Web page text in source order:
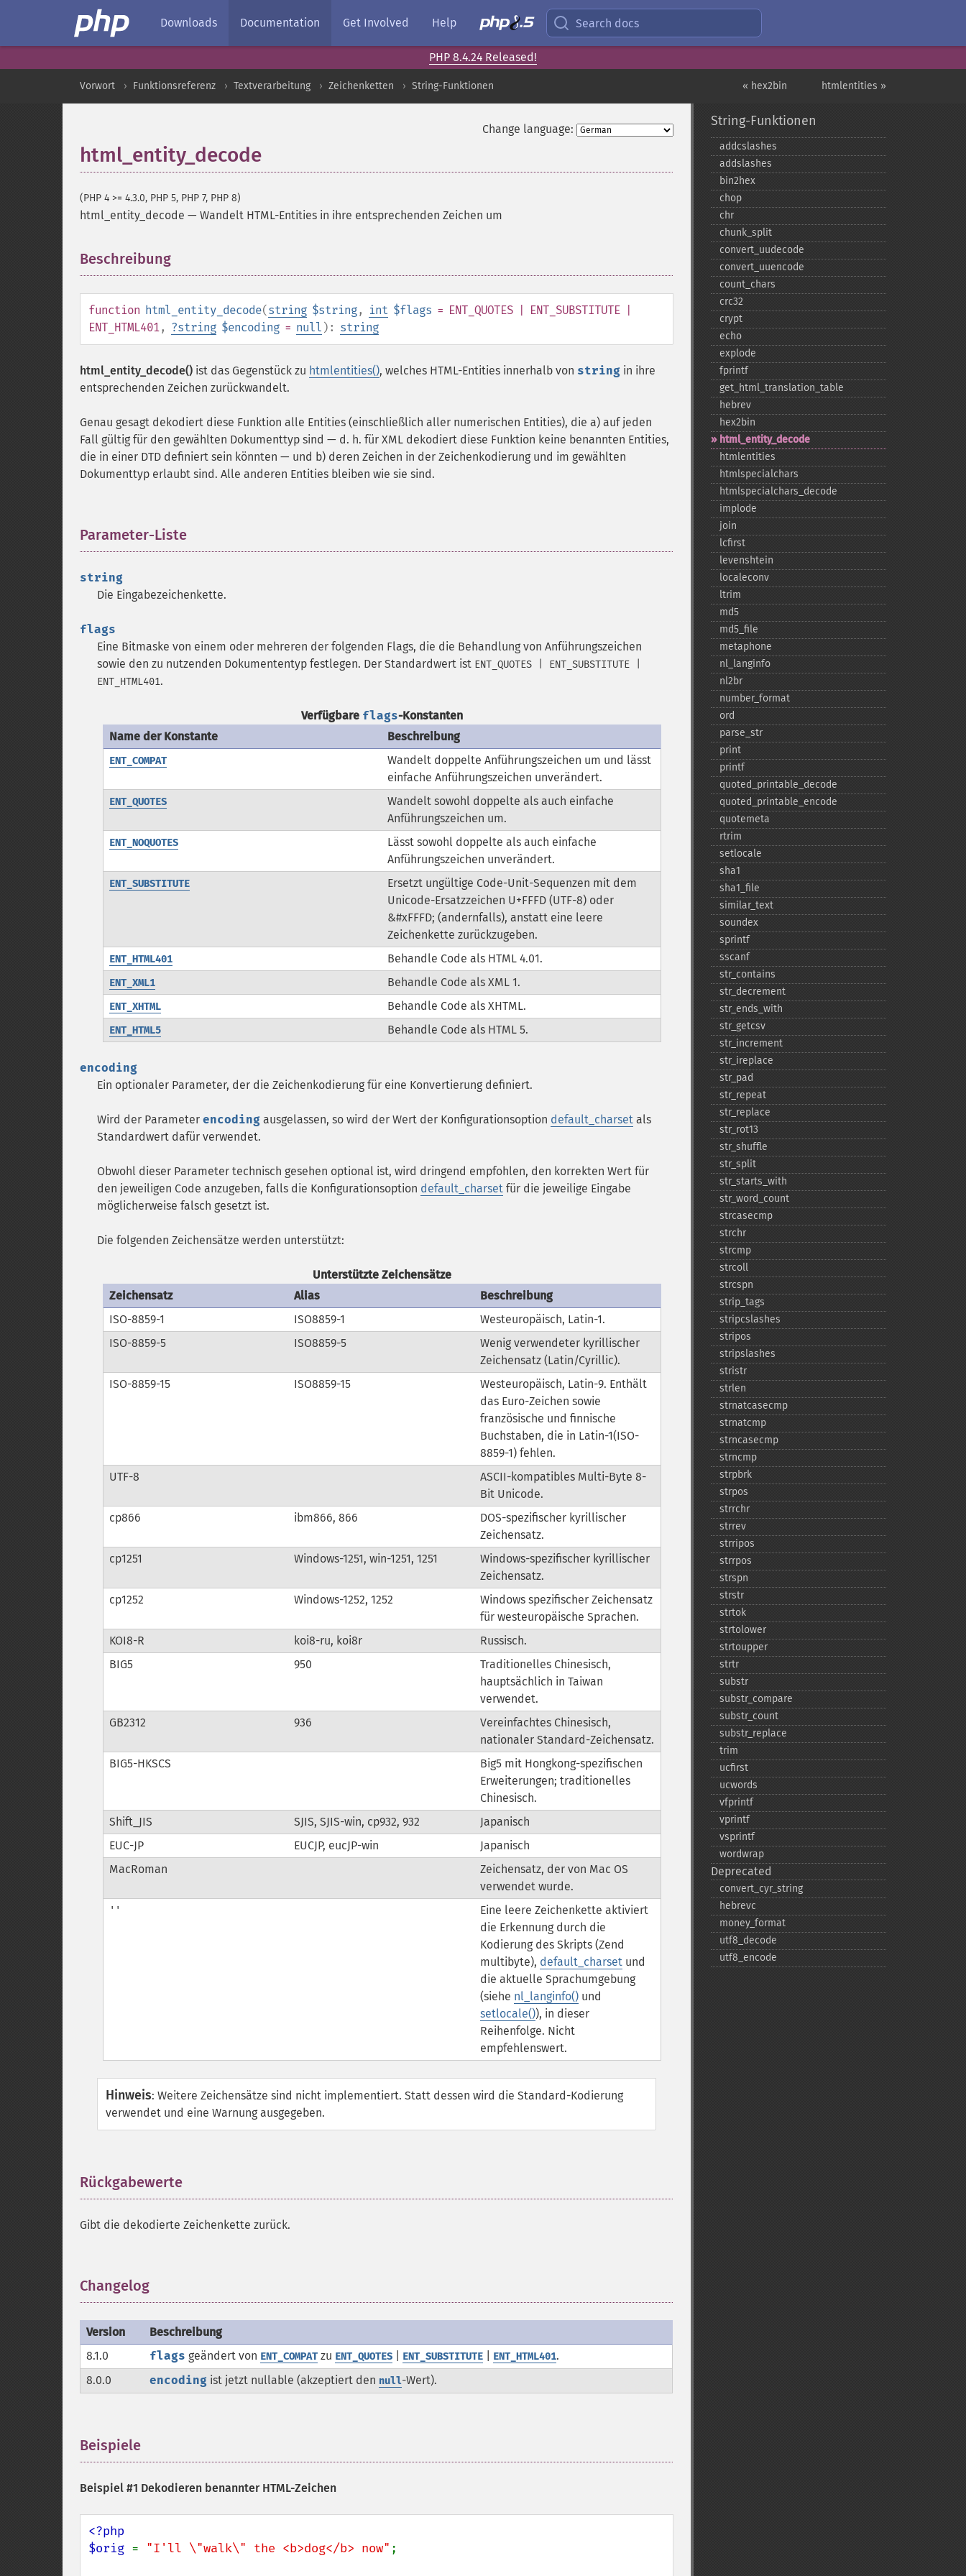
Downloads Documentation Get Involved Help Search docs
PHP 8.4.24 Released!
htmlentities »
« hex2bin
Vorwort Funktionsreferenz Textverarbeitung Zeichenketten String-Funktionen
Change language:
html_entity_decode
(PHP 4 >= 4.3.0, PHP 5, PHP 7, PHP 8)
html_entity_decode — Wandelt HTML-Entities in ihre entsprechenden Zeichen um
Beschreibung
function html_entity_decode(string $string, int $flags = ENT_QUOTES | ENT_SUBSTITUTE |
ENT_HTML401, ?string $encoding = null ): string
html_entity_decode() ist das Gegenstück zu htmlentities(), welches HTML-Entities innerhalb von string in ihre
entsprechenden Zeichen zurückwandelt.
Genau gesagt dekodiert diese Funktion alle Entities (einschließlich aller numerischen Entities), die a) auf jeden
Fall gültig für den gewählten Dokumenttyp sind — d. h. für XML dekodiert diese Funktion keine benannten Entities,
die in einer DTD definiert sein könnten — und b) deren Zeichen in der Zeichenkodierung und im gewählten
Dokumenttyp erlaubt sind. Alle anderen Entities bleiben wie sie sind.
Parameter-Liste
string
Die Eingabezeichenkette.
flags
Eine Bitmaske von einem oder mehreren der folgenden Flags, die die Behandlung von Anführungszeichen
sowie den zu nutzenden Dokumententyp festlegen. Der Standardwert ist ENT_QUOTES | ENT_SUBSTITUTE |
ENT_HTML401.
Verfügbare flags-Konstanten
Name der Konstante
Beschreibung
ENT_COMPAT
Wandelt doppelte Anführungszeichen um und lässt
einfache Anführungszeichen unverändert.
ENT_QUOTES
Wandelt sowohl doppelte als auch einfache
Anführungszeichen um.
ENT_NOQUOTES
Lässt sowohl doppelte als auch einfache
Anführungszeichen unverändert.
ENT_SUBSTITUTE
Ersetzt ungültige Code-Unit-Sequenzen mit dem
Unicode-Ersatzzeichen U+FFFD (UTF-8) oder
&#xFFFD; (andernfalls), anstatt eine leere
Zeichenkette zurückzugeben.
ENT_HTML401 Behandle Code als HTML 4.01.
ENT_XML1 Behandle Code als XML 1.
ENT_XHTML Behandle Code als XHTML.
ENT_HTML5 Behandle Code als HTML 5.
encoding
Ein optionaler Parameter, der die Zeichenkodierung für eine Konvertierung definiert.
Wird der Parameter encoding ausgelassen, so wird der Wert der Konfigurationsoption default_charset als
Standardwert dafür verwendet.
Obwohl dieser Parameter technisch gesehen optional ist, wird dringend empfohlen, den korrekten Wert für
den jeweiligen Code anzugeben, falls die Konfigurationsoption default_charset für die jeweilige Eingabe
möglicherweise falsch gesetzt ist.
Die folgenden Zeichensätze werden unterstützt:
Unterstützte Zeichensätze
Zeichensatz
Alias
Beschreibung
ISO-8859-1
ISO8859-1
Westeuropäisch, Latin-1.
ISO-8859-5
ISO8859-5
Wenig verwendeter kyrillischer
Zeichensatz (Latin/Cyrillic).
ISO-8859-15
ISO8859-15
Westeuropäisch, Latin-9. Enthält
das Euro-Zeichen sowie
französische und finnische
Buchstaben, die in Latin-1(ISO-
8859-1) fehlen.
UTF-8
ASCII-kompatibles Multi-Byte 8-
Bit Unicode.
cp866
ibm866, 866
DOS-spezifischer kyrillischer
Zeichensatz.
cp1251
Windows-1251, win-1251, 1251
Windows-spezifischer kyrillischer
Zeichensatz.
cp1252
Windows-1252, 1252
Windows spezifischer Zeichensatz
für westeuropäische Sprachen.
KOI8-R
koi8-ru, koi8r
Russisch.
BIG5
950
Traditionelles Chinesisch,
hauptsächlich in Taiwan
verwendet.
GB2312
936
Vereinfachtes Chinesisch,
nationaler Standard-Zeichensatz.
BIG5-HKSCS
Big5 mit Hongkong-spezifischen
Erweiterungen; traditionelles
Chinesisch.
Shift_JIS
SJIS, SJIS-win, cp932, 932
Japanisch
EUC-JP
EUCJP, eucJP-win
Japanisch
MacRoman
Zeichensatz, der von Mac OS
verwendet wurde.
''
Eine leere Zeichenkette aktiviert
die Erkennung durch die
Kodierung des Skripts (Zend
multibyte), default_charsetund
die aktuelle Sprachumgebung
(siehe nl_langinfo()und
setlocale()), in dieser
Reihenfolge. Nicht
empfehlenswert.
Hinweis: Weitere Zeichensätze sind nicht implementiert. Statt dessen wird die Standard-Kodierung
verwendet und eine Warnung ausgegeben.
Rückgabewerte
Gibt die dekodierte Zeichenkette zurück.
Changelog
Version
Beschreibung
8.1.0
flags geändert von ENT_COMPAT zu ENT_QUOTES ENT_SUBSTITUTE ENT_HTML401.
8.0.0
encoding ist jetzt nullable (akzeptiert den null-Wert).
Beispiele
Beispiel #1 Dekodieren benannter HTML-Zeichen
<?php
$orig = "I'll \"walk\" the <b>dog</b> now" ;
String-Funktionen
addcslashes
addslashes
bin2hex
chop
chr
chunk_​split
convert_​uudecode
convert_​uuencode
count_​chars
crc32
crypt
echo
explode
fprintf
get_​html_​translation_​table
hebrev
hex2bin
html_​entity_​decode
htmlentities
htmlspecialchars
htmlspecialchars_​decode
implode
join
lcfirst
levenshtein
localeconv
ltrim
md5
md5_​file
metaphone
nl_​langinfo
nl2br
number_​format
ord
parse_​str
print
printf
quoted_​printable_​decode
quoted_​printable_​encode
quotemeta
rtrim
setlocale
sha1
sha1_​file
similar_​text
soundex
sprintf
sscanf
str_​contains
str_​decrement
str_​ends_​with
str_​getcsv
str_​increment
str_​ireplace
str_​pad
str_​repeat
str_​replace
str_​rot13
str_​shuffle
str_​split
str_​starts_​with
str_​word_​count
strcasecmp
strchr
strcmp
strcoll
strcspn
strip_​tags
stripcslashes
stripos
stripslashes
stristr
strlen
strnatcasecmp
strnatcmp
strncasecmp
strncmp
strpbrk
strpos
strrchr
strrev
strripos
strrpos
strspn
strstr
strtok
strtolower
strtoupper
strtr
substr
substr_​compare
substr_​count
substr_​replace
trim
ucfirst
ucwords
vfprintf
vprintf
vsprintf
wordwrap
Deprecated
convert_​cyr_​string
hebrevc
money_​format
utf8_​decode
utf8_​encode